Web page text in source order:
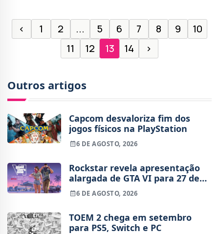
‹ 1 2 ... 5 6 7 8 9
10
11
12 13 14 ›
Outros artigos
Capcom desvaloriza fim dos
jogos físicos na PlayStation
6 DE AGOSTO, 2026
Rockstar revela apresentação
alargada de GTA VI para 27 de
agosto
6 DE AGOSTO, 2026
TOEM 2 chega em setembro
para PS5, Switch e PC